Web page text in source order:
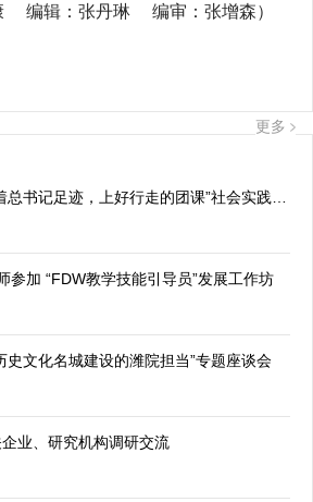
编辑：张丹琳 编审：张增森）
更多
参加 “FDW教学技能引导员”发展工作坊
史文化名城建设的潍院担当”专题座谈会
业、研究机构调研交流